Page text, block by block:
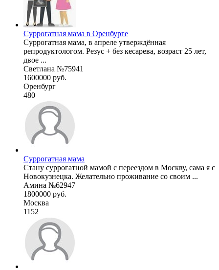
Суррогатная мама в Оренбурге
Суррогатная мама, в апреле утверждённая
репродуктологом. Резус + без кесарева, возраст 25 лет,
двое ...
Светлана №75941
1600000 руб.
Оренбург
480
Суррогатная мама
Стану суррогатной мамой с переездом в Москву, сама я с
Новокузнецка. Желательно проживание со своим ...
Амина №62947
1800000 руб.
Москва
1152